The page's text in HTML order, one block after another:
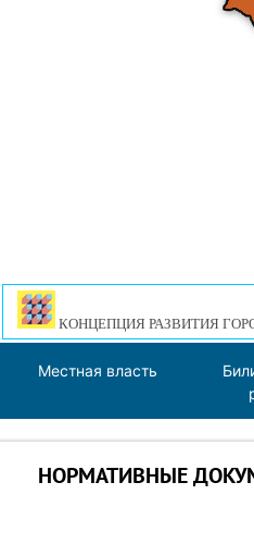
КОНЦЕПЦИЯ РАЗВИТИЯ
Местная власть
НОРМАТИВНЫЕ